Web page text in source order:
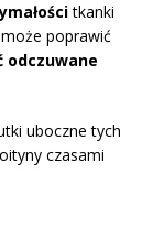
tkanki
poprawić
odczuwane
uboczne tych
czasami